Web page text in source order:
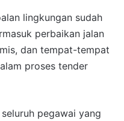
lingkungan sudah
perbaikan jalan
dan tempat-tempat
proses tender
pegawai yang